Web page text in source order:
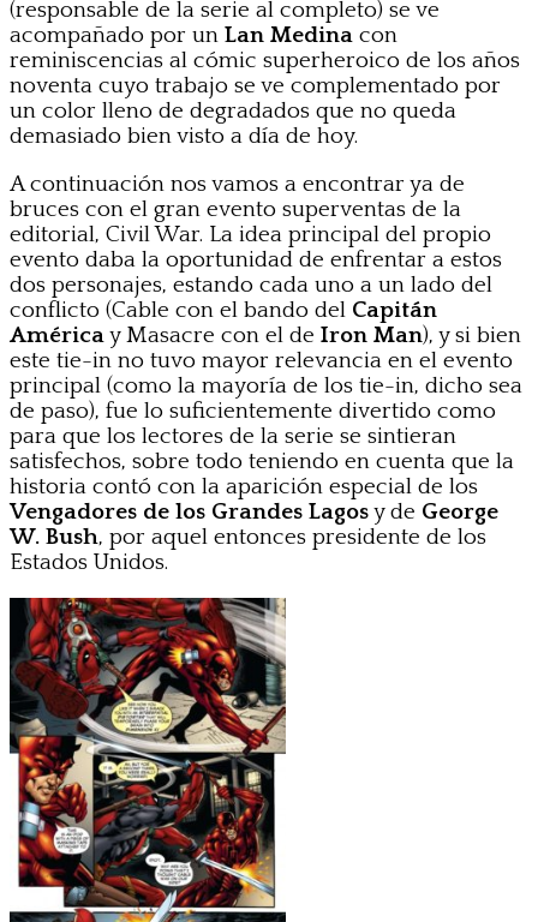
(responsable de la serie al completo) se ve
acompañado por un Lan Medina con
reminiscencias al cómic superheroico de los años
noventa cuyo trabajo se ve complementado por
un color lleno de degradados que no queda
demasiado bien visto a día de hoy.
A continuación nos vamos a encontrar ya de
bruces con el gran evento superventas de la
editorial, Civil War. La idea principal del propio
evento daba la oportunidad de enfrentar a estos
dos personajes, estando cada uno a un lado del
conflicto (Cable con el bando del Capitán
Américay Masacre con el de Iron Man), y si bien
este tie-in no tuvo mayor relevancia en el evento
principal (como la mayoría de los tie-in, dicho sea
de paso), fue lo suficientemente divertido como
para que los lectores de la serie se sintieran
satisfechos, sobre todo teniendo en cuenta que la
historia contó con la aparición especial de los
Vengadores de los Grandes Lagosy de George
W. Bush, por aquel entonces presidente de los
Estados Unidos.